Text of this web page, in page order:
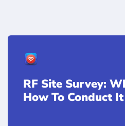
RF Site Survey:
How To Conduct It